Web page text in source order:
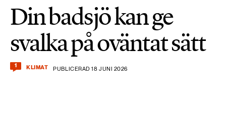
Din badsjö kan ge
svalka på oväntat sätt
1 KLIMAT PUBLICERAD 18 JUNI 2026